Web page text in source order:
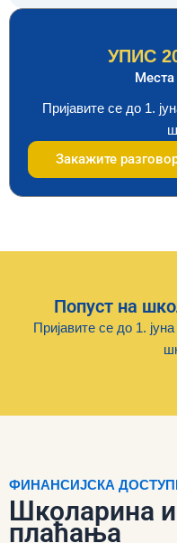
УПИС
Места
Пријавите се до 1.
Закажите
Попуст на
Пријавите се до 1.
ФИНАНСИЈСКА
Школарина
плаћања